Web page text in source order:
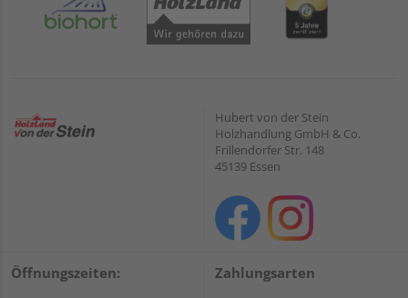
Hubert von der Stein
Holzhandlung GmbH & Co.
Frillendorfer Str. 148
45139 Essen
Öffnungszeiten: Zahlungsarten